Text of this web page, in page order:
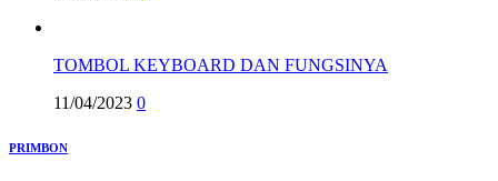
TOMBOL KEYBOARD DAN FUNGSINYA
11/04/2023 0
PRIMBON